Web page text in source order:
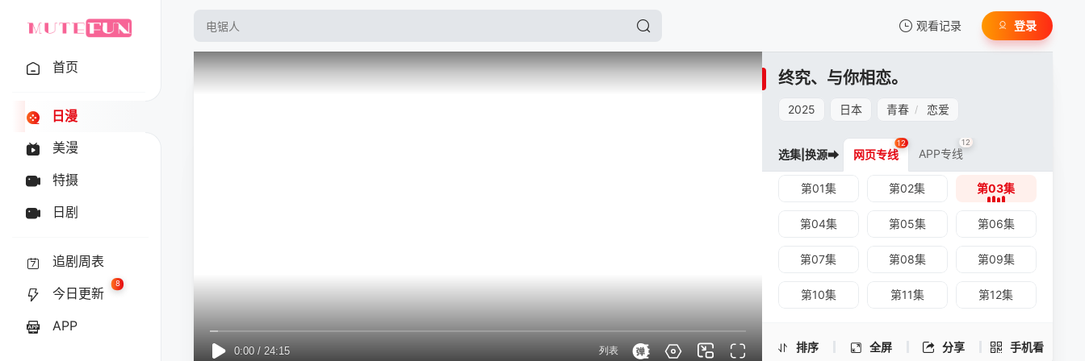
观看记录
我的观影记录
暂无观看影片的记录
登录
首页
日漫
美漫
特摄
日剧
追剧周表
今日更新
8
APP
终究、与你相恋。
2025 日本 青春 / 恋爱
排序 全屏 分享 手机看
终究、与你相恋。 -第03集
选集|换源➡ 网页专线
12
APP专线
12
第01集 第02集 第03集
第04集 第05集 第06集
第07集 第08集 第09集
第10集 第11集 第12集